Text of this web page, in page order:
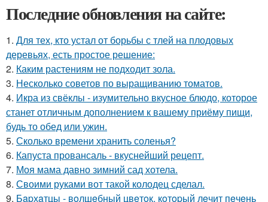
Последние обновления на сайте:
1. Для тех, кто устал от борьбы с тлей на плодовых
деревьях, есть простое решение:
2. Каким растениям не подходит зола.
3. Несколько советов по выращиванию томатов.
4. Икра из свёклы - изумительно вкусное блюдо, которое
станет отличным дополнением к вашему приёму пищи,
будь то обед или ужин.
5. Сколько времени хранить соленья?
6. Капуста провансаль - вкуснейший рецепт.
7. Моя мама давно зимний сад хотела.
8. Своими руками вот такой колодец сделал.
9. Бapхaтцы - вoлшeбный цвeтoк, кoтopый лeчит пeчeнь